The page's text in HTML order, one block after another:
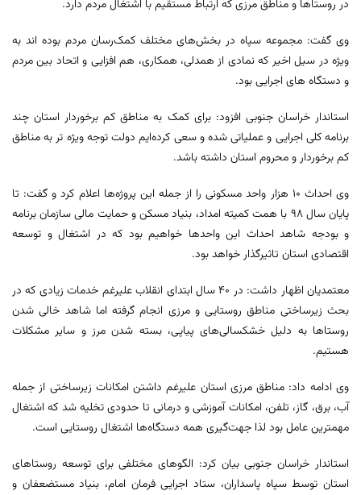
در روستاها و مناطق مرزی که ارتباط مستقیم با اشتغال مردم دارد.
وی گفت: مجموعه سپاه در بخش‌های مختلف کمک‌رسان مردم بوده اند به
ویژه در سیل اخیر که نمادی از همدلی، همکاری، هم افزایی و اتحاد بین مردم
و دستگاه های اجرایی بود.
استاندار خراسان جنوبی افزود: برای کمک به مناطق کم برخوردار استان چند
برنامه کلی اجرایی و عملیاتی شده و سعی کرده‌ایم دولت توجه ویژه تر به مناطق
کم برخوردار و محروم استان داشته باشد.
وی احداث ۱۰ هزار واحد مسکونی را از جمله این پروژه‌ها اعلام کرد و گفت: تا
پایان سال ۹۸ با همت کمیته امداد، بنیاد مسکن و حمایت مالی سازمان برنامه
و بودجه شاهد احداث این واحدها خواهیم بود که در اشتغال و توسعه
اقتصادی استان تاثیرگذار خواهد بود.
معتمدیان اظهار داشت: در ۴۰ سال ابتدای انقلاب علیرغم خدمات زیادی که در
بحث زیرساختی مناطق روستایی و مرزی انجام گرفته اما شاهد خالی شدن
روستاها به دلیل خشکسالی‌های پیاپی، بسته شدن مرز و سایر مشکلات
هستیم.
وی ادامه داد: مناطق مرزی استان علیرغم داشتن امکانات زیرساختی از جمله
آب، برق، گاز، تلفن، امکانات آموزشی و درمانی تا حدودی تخلیه شد که اشتغال
مهمترین عامل بود لذا جهت‌گیری همه دستگاه‌ها اشتغال روستایی است.
استاندار خراسان جنوبی بیان کرد: الگوهای مختلفی برای توسعه روستاهای
استان توسط سپاه پاسداران، ستاد اجرایی فرمان امام، بنیاد مستضعفان و